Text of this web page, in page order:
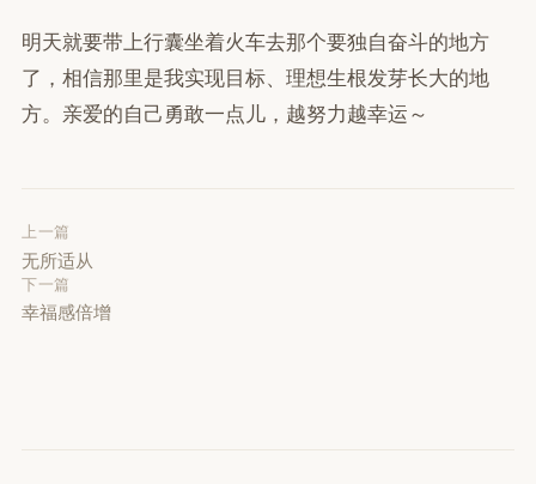
明天就要带上行囊坐着火车去那个要独自奋斗的地方
了，相信那里是我实现目标、理想生根发芽长大的地
方。亲爱的自己勇敢一点儿，越努力越幸运～
上一篇
无所适从
下一篇
幸福感倍增